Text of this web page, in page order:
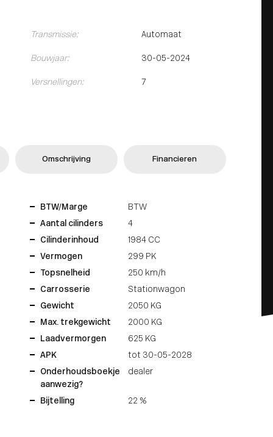
Transmissie: Automaat
Bouwjaar: 30-05-2024
Versnellingen: 7
Omschrijving Financieren
BTW/Marge
BTW
Aantal cilinders
4
Cilinderinhoud
1984 CC
Vermogen
299 PK
Topsnelheid
250 km/h
Carrosserie
Stationwagon
Gewicht
2050 KG
Max. trekgewicht
2000 KG
Laadvermorgen
625 KG
APK
tot 30-05-2028
Onderhoudsboekje
aanwezig?
dealer
Bijtelling 22 %